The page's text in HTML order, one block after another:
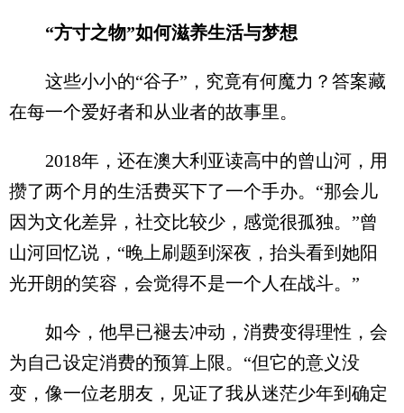
“方寸之物”如何滋养生活与梦想
这些小小的“谷子”，究竟有何魔力？答案藏
在每一个爱好者和从业者的故事里。
2018年，还在澳大利亚读高中的曾山河，用
攒了两个月的生活费买下了一个手办。“那会儿
因为文化差异，社交比较少，感觉很孤独。”曾
山河回忆说，“晚上刷题到深夜，抬头看到她阳
光开朗的笑容，会觉得不是一个人在战斗。”
如今，他早已褪去冲动，消费变得理性，会
为自己设定消费的预算上限。“但它的意义没
变，像一位老朋友，见证了我从迷茫少年到确定